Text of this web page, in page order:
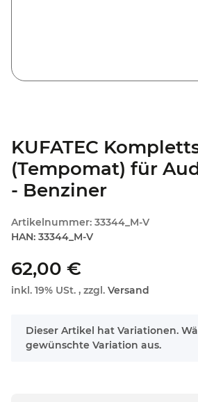
KUFATEC
(Tempomat) für
- Benziner
Artikelnummer: 33344_M-V
HAN: 33344_M-V
62,00 €
inkl. 19% USt. , zzgl. Versand
x
Dieser Artikel hat Variationen.
gewünschte Variation aus.